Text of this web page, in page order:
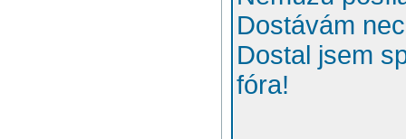
Dostávám
Dostal jsem
fóra!